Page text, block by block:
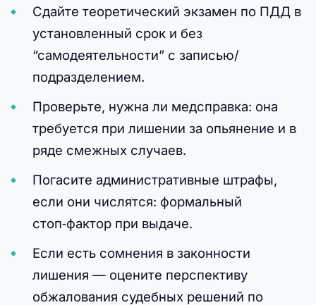
Сдайте теоретический экзамен по ПДД в
установленный срок и без
“самодеятельности” с записью/
подразделением.
Проверьте, нужна ли медсправка: она
требуется при лишении за опьянение и в
ряде смежных случаев.
Погасите административные штрафы,
если они числятся: формальный
стоп‑фактор при выдаче.
Если есть сомнения в законности
лишения — оцените перспективу
обжалования судебных решений по